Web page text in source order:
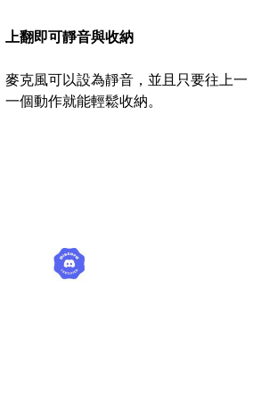
上翻即可靜音與收納
克風可以設為靜音，並且只要往上一
一個動作就能輕鬆收納。